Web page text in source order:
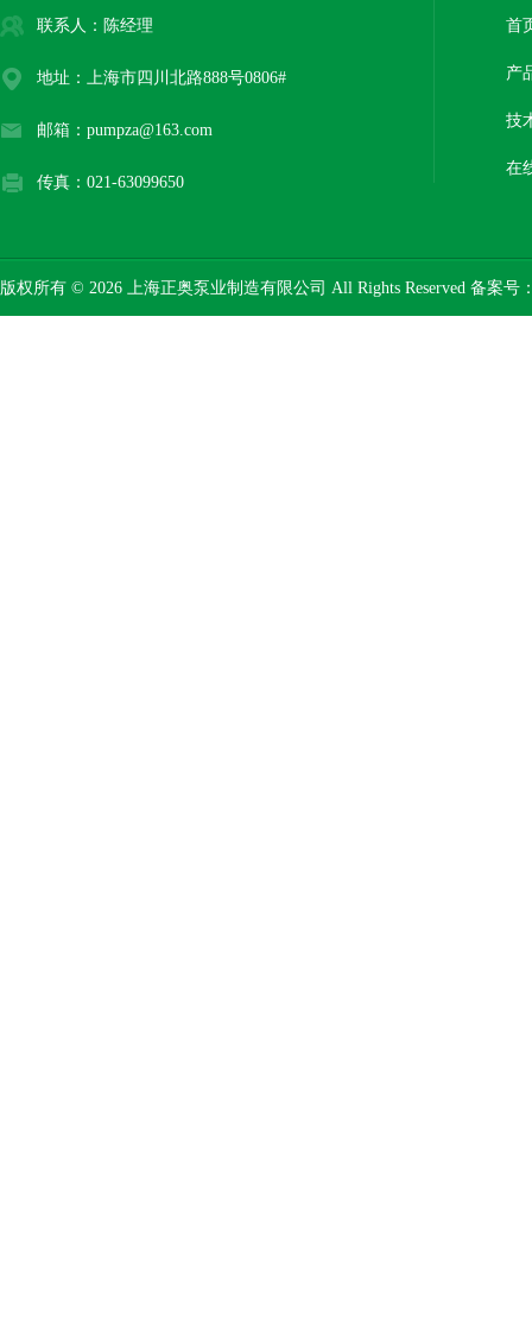
联系人：陈经理
地址：上海市四川北路888号0806#
邮箱：pumpza@163.com
传真：021-63099650
首
产
技
在
版权所有 © 2026 上海正奥泵业制造有限公司 All Rights Reserved 备案号